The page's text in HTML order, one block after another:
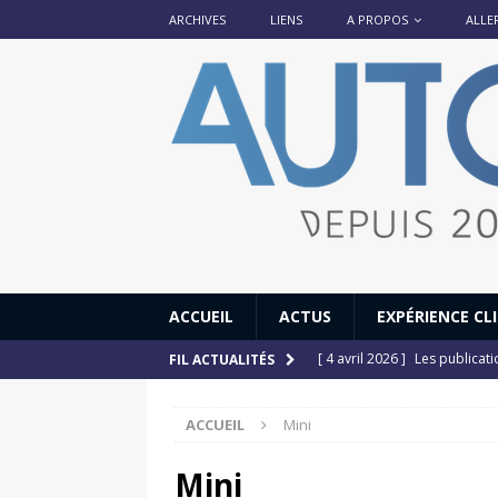
ARCHIVES LIENS A PROPOS
ACCUEIL ACTUS EXPÉRIENCE
FIL ACTUALITÉS [ 4 avril 2026 ] Les
ACCUEIL Mini
Mini